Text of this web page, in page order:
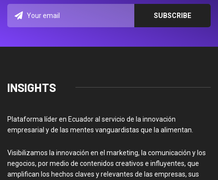
INSIGHTS
Plataforma líder en Ecuador al servicio de la innovación
empresarial y de las mentes vanguardistas que la alimentan.
Visibilizamos la innovación en el marketing, la comunicación y los
negocios, por medio de contenidos creativos e influyentes, que
amplifican los hechos claves y relevantes de las empresas, sus